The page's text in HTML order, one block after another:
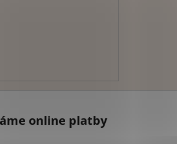
online platby